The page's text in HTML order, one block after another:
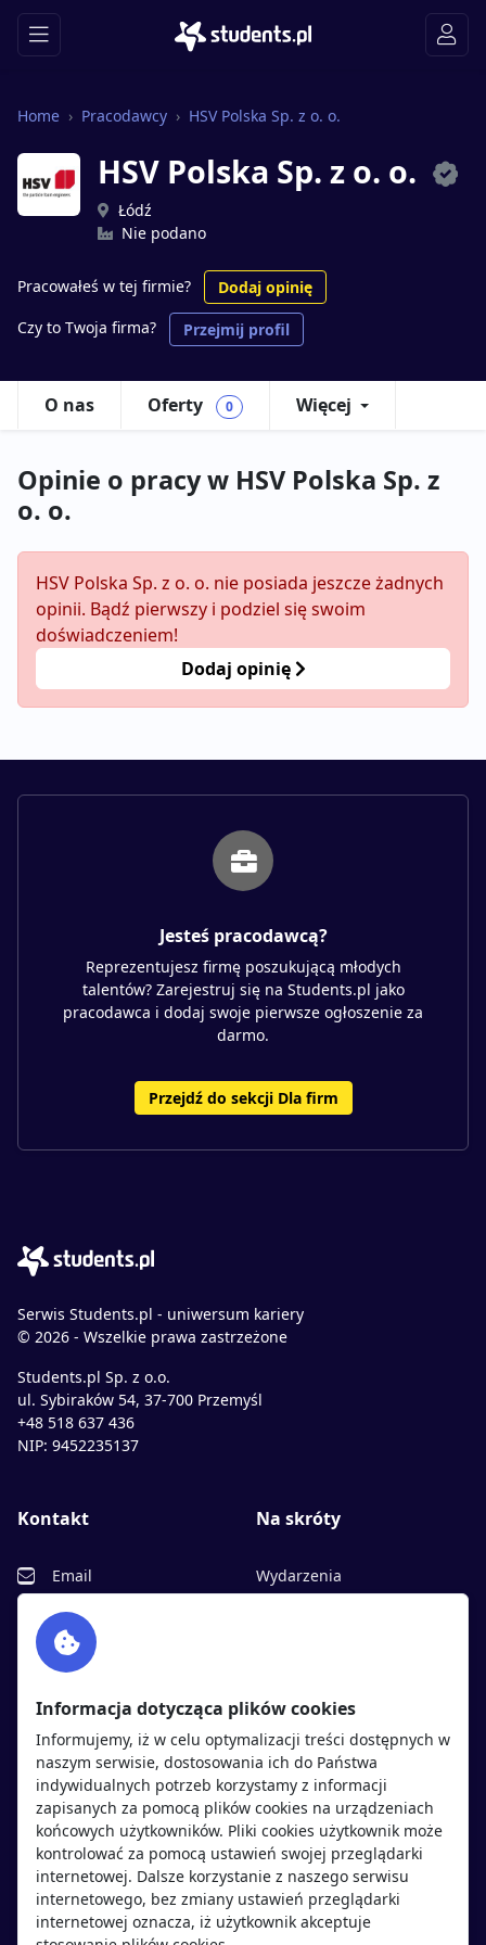
Home Pracodawcy HSV Polska Sp. z o. o.
HSV Polska Sp. z o. o.
Łódź
Nie podano
Pracowałeś w tej firmie?
Dodaj opinię
Czy to Twoja firma?
Przejmij profil
O nas Oferty 0 Więcej
Opinie o pracy w HSV Polska Sp. z
o. o.
HSV Polska Sp. z o. o. nie posiada jeszcze żadnych
opinii. Bądź pierwszy i podziel się swoim
doświadczeniem!
Dodaj opinię
Jesteś pracodawcą?
Reprezentujesz firmę poszukującą młodych
talentów? Zarejestruj się na Students.pl jako
pracodawca i dodaj swoje pierwsze ogłoszenie za
darmo.
Przejdź do sekcji Dla firm
Serwis Students.pl - uniwersum kariery
© 2026 - Wszelkie prawa zastrzeżone
Students.pl Sp. z o.o.
ul. Sybiraków 54, 37-700 Przemyśl
+48 518 637 436
NIP: 9452235137
Kontakt
Email
Facebook
Twitter
Na skróty
Wydarzenia
Polityka cookies
Polityka prywatności
Kandydaci
Regulamin kandydata
Oferty pracy
Pracodawcy
Pracodawcy
Regulamin pracodawcy
Dodaj ogłoszenie
Informacja dotycząca plików cookies
Informujemy, iż w celu optymalizacji treści dostępnych w
naszym serwisie, dostosowania ich do Państwa
indywidualnych potrzeb korzystamy z informacji
zapisanych za pomocą plików cookies na urządzeniach
końcowych użytkowników. Pliki cookies użytkownik może
kontrolować za pomocą ustawień swojej przeglądarki
internetowej. Dalsze korzystanie z naszego serwisu
internetowego, bez zmiany ustawień przeglądarki
internetowej oznacza, iż użytkownik akceptuje